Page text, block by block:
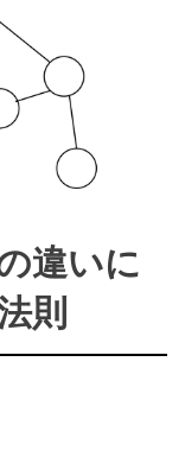
違いに
則